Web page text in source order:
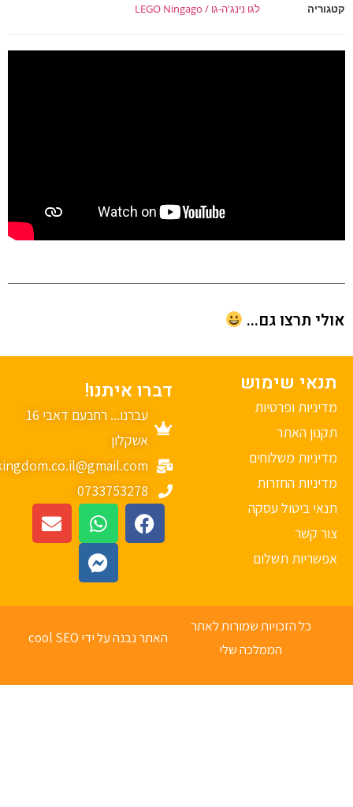
לגו נינג'ה-גו / LEGO Ningago
תרצו גם...
שימוש
ופרטיות
האתר
משלוחים
החזרות
ביטול עסקה
קשר
תשלום
דברו איתנו!
עברנו... רחבעם דאבי 16
אשקלון
mykingdom.co.il@gmail.com
0733753278
כל הזכויות שמורות לאתר
הממלכה שלי
האתר נבנה על ידי cool SEO